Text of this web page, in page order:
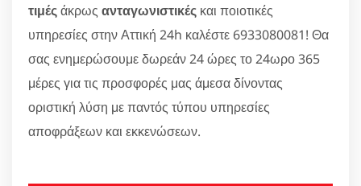
τιμέςάκρως ανταγωνιστικές και ποιοτικές
υπηρεσίες στην Αττική 24h καλέστε 6933080081! Θα
σας ενημερώσουμε δωρεάν 24 ώρες το 24ωρο 365
μέρες για τις προσφορές μας άμεσα δίνοντας
οριστική λύση με παντός τύπου υπηρεσίες
αποφράξεων και εκκενώσεων.